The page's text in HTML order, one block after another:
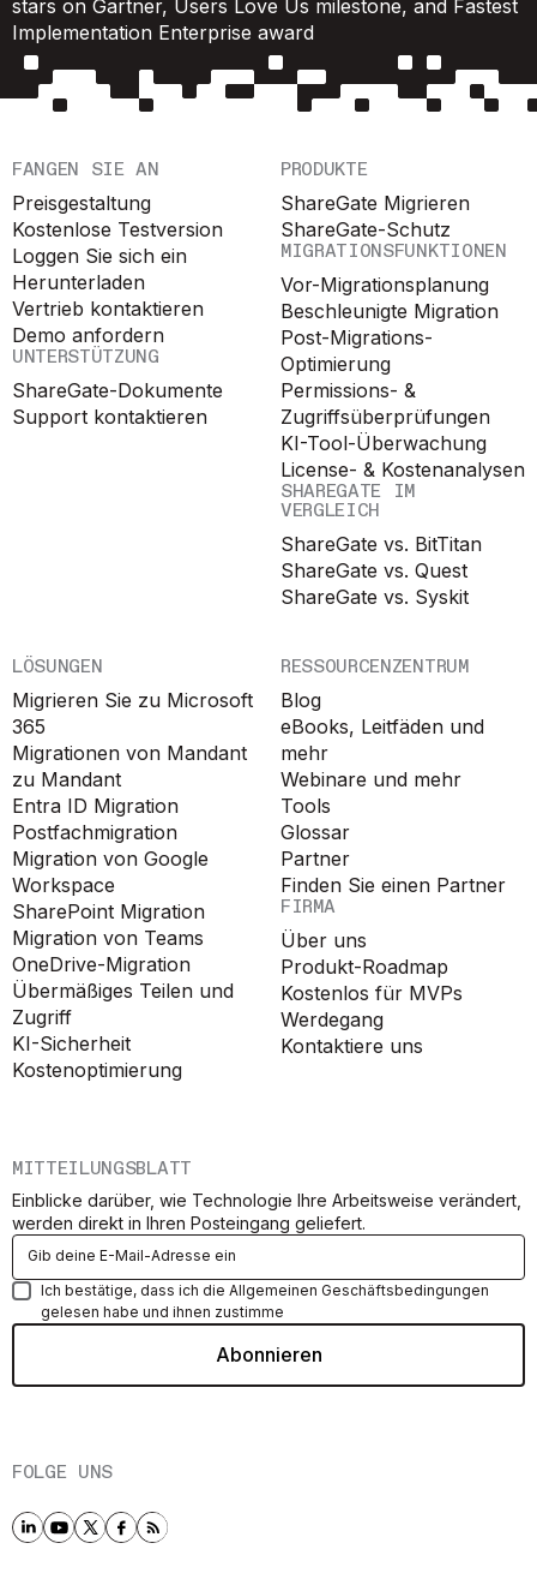
MITTEILUNGSBLATT
Einblicke darüber, wie Technologie Ihre Arbeitsweise verändert,
werden direkt in Ihren Posteingang geliefert.
Ich bestätige, dass ich die Allgemeinen Geschäftsbedingungen
gelesen habe und ihnen zustimme
FOLGE UNS
FANGEN SIE AN
Preisgestaltung
Kostenlose Testversion
Loggen Sie sich ein
Herunterladen
Vertrieb kontaktieren
Demo anfordern
UNTERSTÜTZUNG
ShareGate-Dokumente
Support kontaktieren
PRODUKTE
ShareGate Migrieren
ShareGate-Schutz
MIGRATIONSFUNKTIONEN
Vor-Migrationsplanung
Beschleunigte Migration
Post-Migrations-
Optimierung
Permissions- &
Zugriffsüberprüfungen
KI-Tool-Überwachung
License- & Kostenanalysen
SHAREGATE IM
VERGLEICH
ShareGate vs. BitTitan
ShareGate vs. Quest
ShareGate vs. Syskit
LÖSUNGEN
Migrieren Sie zu Microsoft
365
Migrationen von Mandant
zu Mandant
Entra ID Migration
Postfachmigration
Migration von Google
Workspace
SharePoint Migration
Migration von Teams
OneDrive-Migration
Übermäßiges Teilen und
Zugriff
KI-Sicherheit
Kostenoptimierung
RESSOURCENZENTRUM
Blog
eBooks, Leitfäden und
mehr
Webinare und mehr
Tools
Glossar
Partner
Finden Sie einen Partner
FIRMA
Über uns
Produkt-Roadmap
Kostenlos für MVPs
Werdegang
Kontaktiere uns